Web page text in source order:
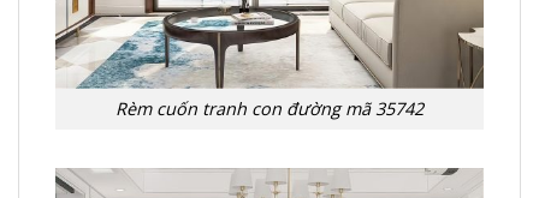
Rèm cuốn tranh con đường mã 35742